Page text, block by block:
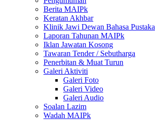
Berita MAIPk
Keratan Akhbar
Klinik Jawi Dewan Bahasa Pustaka
Laporan Tahunan MAIPk
Iklan Jawatan Kosong
Tawaran Tender / Sebutharga
Penerbitan & Muat Turun
Galeri Aktiviti
Galeri Foto
Galeri Video
Galeri Audio
Soalan Lazim
Wadah MAIPk